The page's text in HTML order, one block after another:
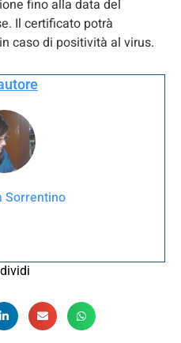
fino alla data del
Il certificato potrà
caso di positività al virus.
Sorrentino